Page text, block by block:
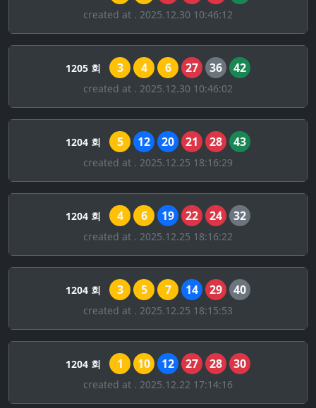
created at . 2025.12.30 10:46:12
1205 회 3 4 6 27 36 42
created at . 2025.12.30 10:46:02
1204 회 5 12 20 21 28 43
created at . 2025.12.25 18:16:29
1204 회 4 6 19 22 24 32
created at . 2025.12.25 18:16:22
1204 회 3 5 7 14 29 40
created at . 2025.12.25 18:15:53
1204 회 1 10 12 27 28 30
created at . 2025.12.22 17:14:16